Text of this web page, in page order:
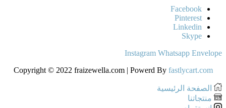
Facebook
Pinterest
Linkedin
Skype
Instagram Whatsapp Envelope
Copyright © 2022 fraizewella.com | Powerd By fastlycart.com
الصفحة الرئيسية
منتجاتنا